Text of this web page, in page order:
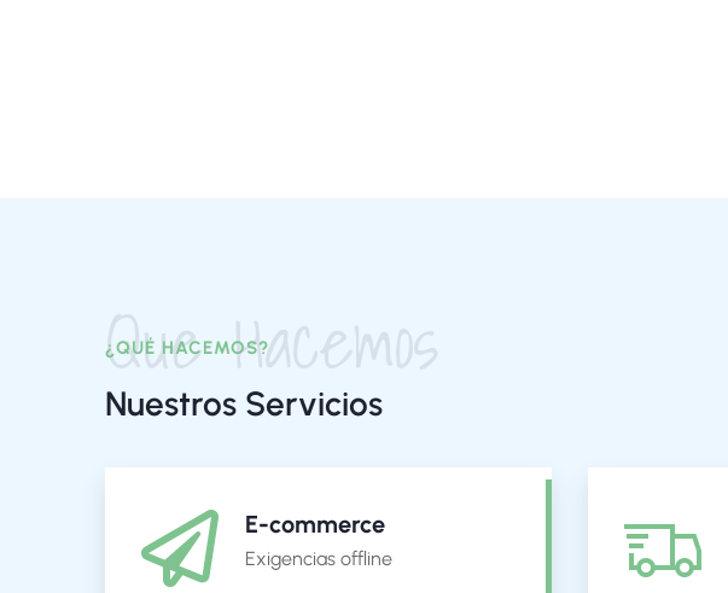
¿QUÉ HACEMOS?
Que Hacemos
Nuestros Servicios
E-commerce
Exigencias offline